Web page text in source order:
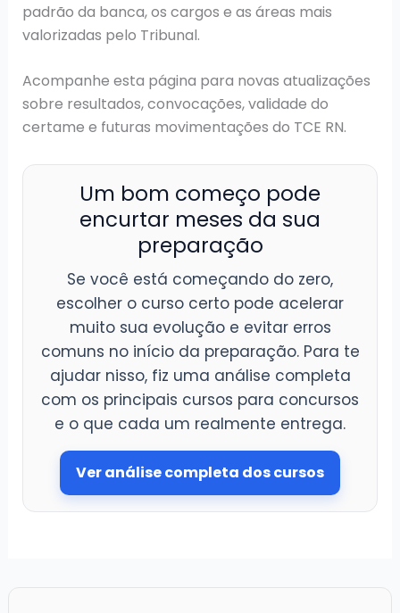
padrão da banca, os cargos e as áreas mais
valorizadas pelo Tribunal.
Acompanhe esta página para novas atualizações
sobre resultados, convocações, validade do
certame e futuras movimentações do TCE RN.
Um bom começo pode
encurtar meses da sua
preparação
Se você está começando do zero,
escolher o curso certo pode acelerar
muito sua evolução e evitar erros
comuns no início da preparação. Para te
ajudar nisso, fiz uma análise completa
com os principais cursos para concursos
e o que cada um realmente entrega.
Ver análise completa dos cursos